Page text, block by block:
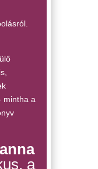
mintha a
a